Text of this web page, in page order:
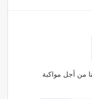
من أجل مواكبة